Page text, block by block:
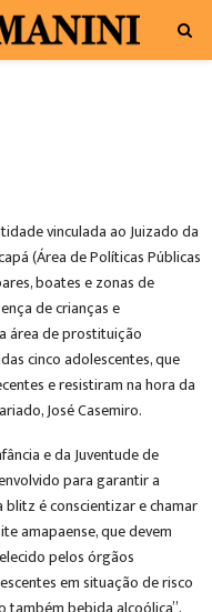
vinculada ao Juizado da
(Área de Políticas Públicas
boates e zonas de
de crianças e
área de prostituição
cinco adolescentes, que
e resistiram na hora da
José Casemiro.
e da Juventude de
para garantir a
blitz é conscientizar e chamar
amapaense, que devem
pelos órgãos
em situação de risco